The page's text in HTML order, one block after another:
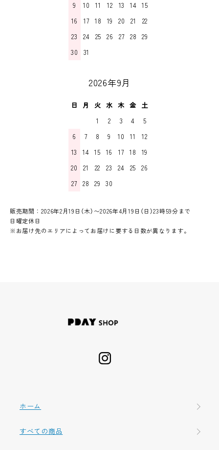
9
10 11 12 13 14 15
16
17 18 19 20 21
22
23
24 25 26 27 28
29
30
31
2026年9月
日 月 火 水 木 金 土
1
2 3 4
5
6
7 8 9 10 11
12
13
14 15 16 17 18
19
20
21 22 23 24 25
26
27
28 29 30
販売期間：2026年2月19日（木）〜2026年4月19日（日）23時59分まで
日曜定休日
※お届け先のエリアによってお届けに要する日数が異なります。
ホーム
すべての商品